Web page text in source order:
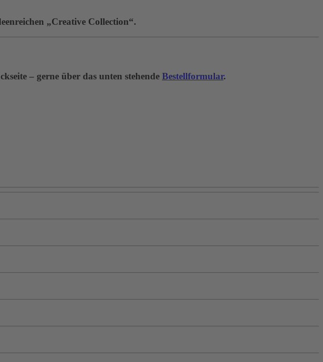
„Creative Collection“.
– gerne über das unten stehende Bestellformular.